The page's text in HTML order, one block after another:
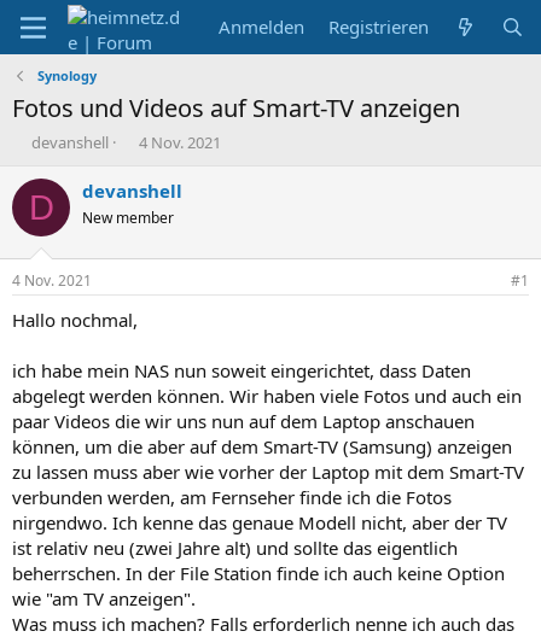
Anmelden Registrieren
Synology
Fotos und Videos auf Smart-TV anzeigen
E
s
l
e
r
devanshell
E
s
e
t
4 Nov. 2021
D devanshell
New member
4 Nov. 2021 #1
Hallo nochmal,
ich habe mein NAS nun soweit eingerichtet, dass Daten
abgelegt werden können. Wir haben viele Fotos und auch ein
paar Videos die wir uns nun auf dem Laptop anschauen
können, um die aber auf dem Smart-TV (Samsung) anzeigen
zu lassen muss aber wie vorher der Laptop mit dem Smart-TV
verbunden werden, am Fernseher finde ich die Fotos
nirgendwo. Ich kenne das genaue Modell nicht, aber der TV
ist relativ neu (zwei Jahre alt) und sollte das eigentlich
beherrschen. In der File Station finde ich auch keine Option
wie "am TV anzeigen".
Was muss ich machen? Falls erforderlich nenne ich auch das